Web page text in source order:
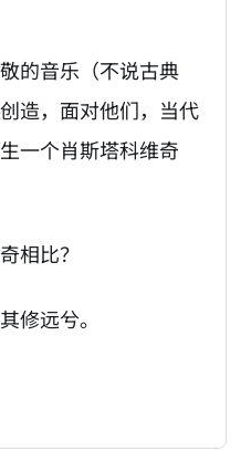
的音乐（不说古典
造，面对他们，当代
一个肖斯塔科维奇
相比？
修远兮。